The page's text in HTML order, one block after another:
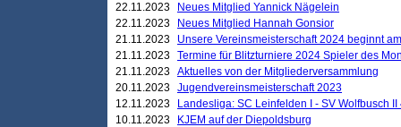
22.11.2023
Neues Mitglied Yannick Nägelein
22.11.2023
Neues Mitglied Hannah Gonsior
21.11.2023
Unsere Vereinsmeisterschaft 2024 beginnt
21.11.2023 Termine für Blitzturniere 2024 Spieler des
21.11.2023 Aktuelles von der Mitgliederversammlung
20.11.2023 Jugendvereinsmeisterschaft 2023
12.11.2023
Landesliga: SC Leinfelden I - SV Wolfbusch II
10.11.2023
KJEM auf der Diepoldsburg